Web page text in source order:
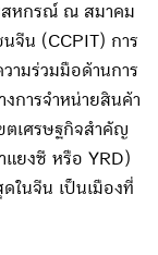
สหกรณ์ ณ สมาคม
นจีน (CCPIT) การ
ามร่วมมือด้านการ
การจำหน่ายสินค้า
ตเศรษฐกิจสำคัญ
แยงซี หรือ YRD)
ในจีน เป็นเมืองที่